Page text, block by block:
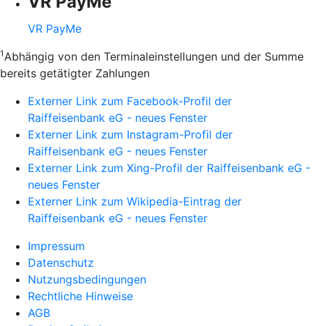
VR PayMe
1Abhängig von den Terminaleinstellungen und der Summe
bereits getätigter Zahlungen
Externer Link zum Facebook-Profil der
Raiffeisenbank eG - neues Fenster
Externer Link zum Instagram-Profil der
Raiffeisenbank eG - neues Fenster
Externer Link zum Xing-Profil der Raiffeisenbank eG -
neues Fenster
Externer Link zum Wikipedia-Eintrag der
Raiffeisenbank eG - neues Fenster
Impressum
Datenschutz
Nutzungsbedingungen
Rechtliche Hinweise
AGB